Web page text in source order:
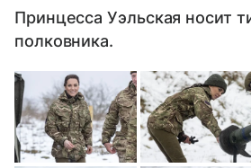
Принцесса Уэльская носит
полковника.